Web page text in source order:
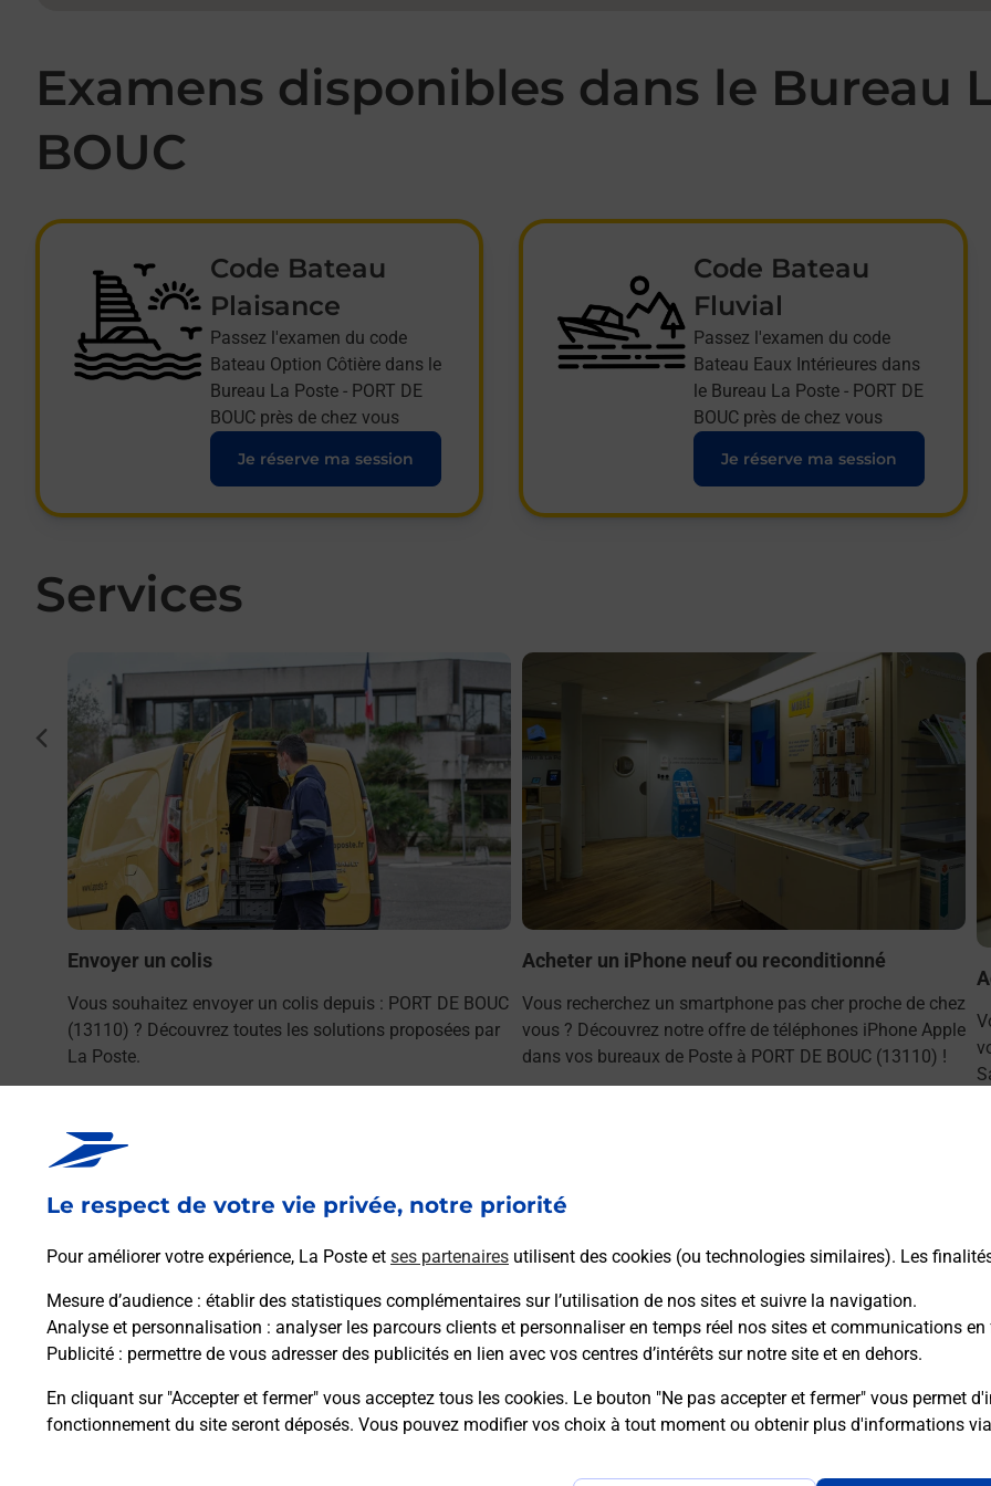
Le respect de votre vie privée, notre priorité
Pour améliorer votre expérience, La Poste et ses partenaires utilisent des cookies (ou technologies similaires). Les
Mesure d’audience : établir des statistiques complémentaires sur l’utilisation de nos sites et suivre la navigation.
Analyse et personnalisation : analyser les parcours clients et personnaliser en temps réel nos sites et communications
Publicité : permettre de vous adresser des publicités en lien avec vos centres d’intérêts sur notre site et en dehors.
En cliquant sur "Accepter et fermer" vous acceptez tous les cookies. Le bouton "Ne pas accepter et fermer" vous permet
fonctionnement du site seront déposés. Vous pouvez modifier vos choix à tout moment ou obtenir plus d'informations via
Examens disponibles dans le Bureau
BOUC
Code Bateau
Plaisance
Passez l'examen du code
Bateau Option Côtière dans le
Bureau La Poste - PORT DE
BOUC près de chez vous
Je réserve ma session
Code Bateau
Fluvial
Passez l'examen du code
Bateau Eaux Intérieures dans
le Bureau La Poste - PORT DE
BOUC près de chez vous
Je réserve ma session
Services
Envoyer un colis
Vous souhaitez envoyer un colis depuis : PORT DE BOUC
(13110) ? Découvrez toutes les solutions proposées par
La Poste.
En savoir plus
Acheter un iPhone neuf ou reconditionné
Vous recherchez un smartphone pas cher proche de chez
vous ? Découvrez notre offre de téléphones iPhone Apple
dans vos bureaux de Poste à PORT DE BOUC (13110) !
Foire aux questions
Quel âge minimum faut-il pour passer le permis bateau ?